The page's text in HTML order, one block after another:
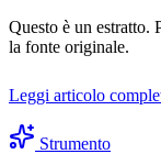
Questo è un estratto.
la fonte originale.
Leggi articolo
Strumento